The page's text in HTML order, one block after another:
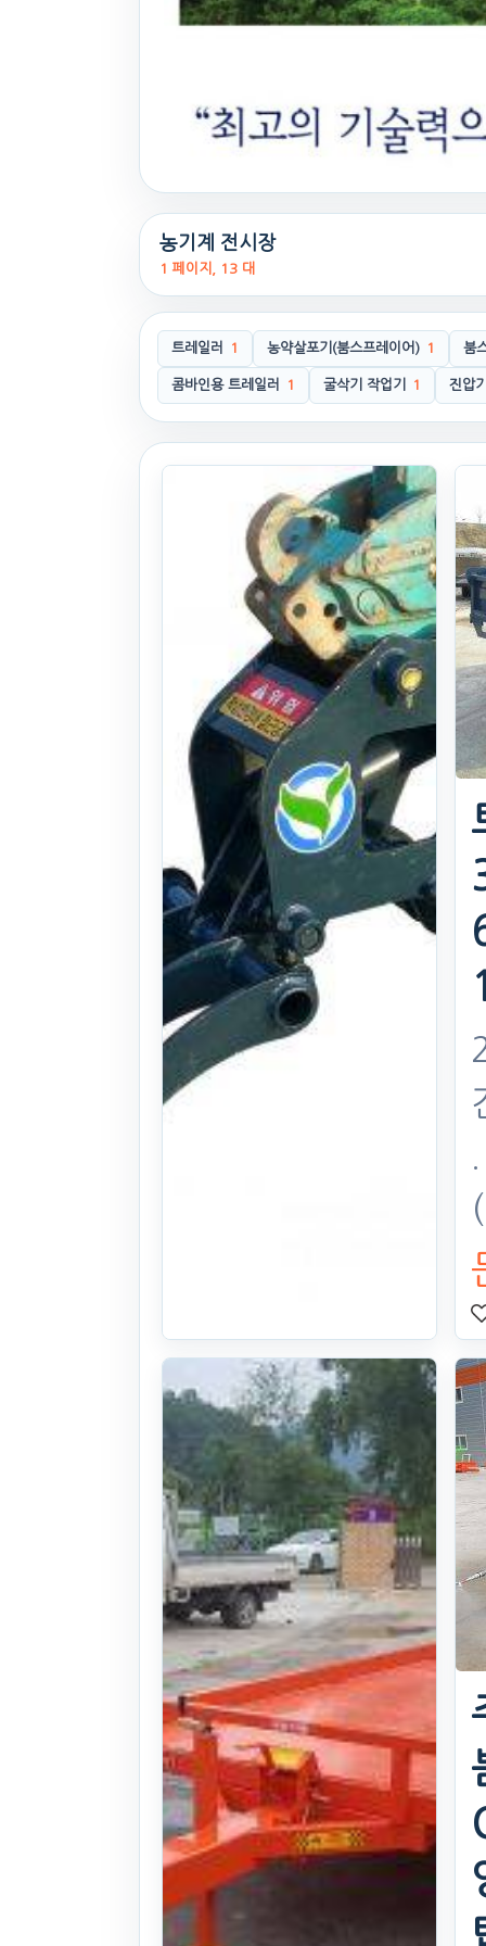
농기계 전시장
1 페이지, 13 대
트레일러 1 농약살포기(붐스프레이어) 1 붐
콤바인용 트레일러 1 굴삭기 작업기 1 진압
굴삭기 작업기
굴삭기 작업기
26식((0시간)시
간)
. 65일 전(749)
105만원
찜하기